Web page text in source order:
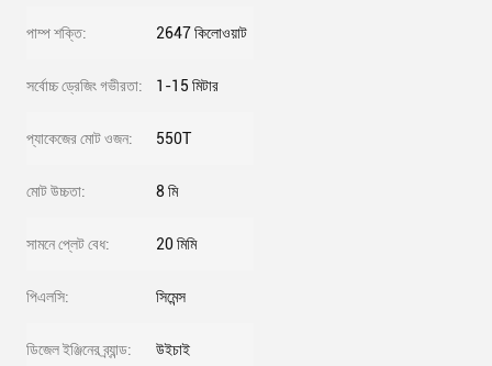
পাম্প শক্তি: 2647 কিলোওয়াট
সর্বোচ্চ ড্রেজিং গভীরতা: 1-15 মিটার
প্যাকেজের মোট ওজন: 550T
মোট উচ্চতা: 8 মি
সামনে প্লেট বেধ: 20 মিমি
পিএলসি: সিমেন্স
ডিজেল ইঞ্জিনের ব্র্যান্ড: উইচাই